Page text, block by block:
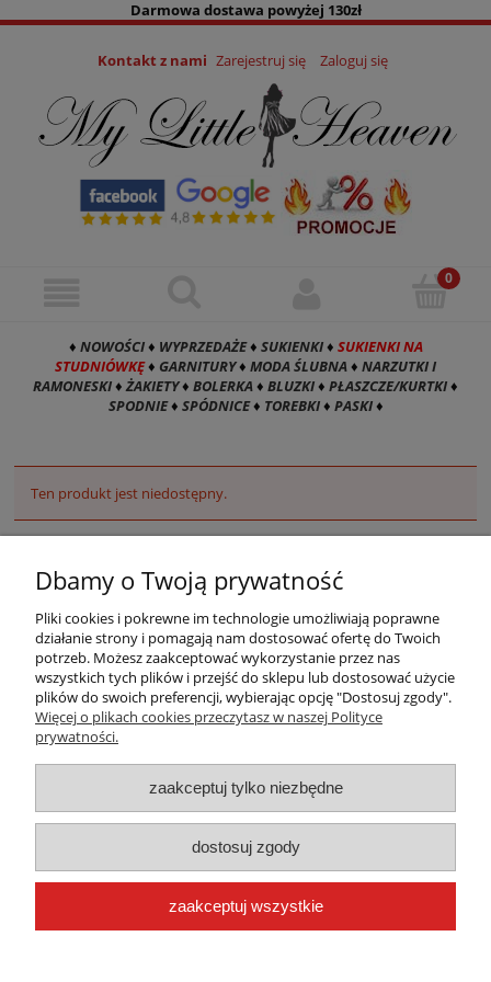
Darmowa dostawa powyżej 130zł
Kontakt z nami Zarejestruj się Zaloguj się
♦ NOWOŚCI♦ WYPRZEDAŻE♦ SUKIENKI♦ SUKIENKI NA
STUDNIÓWKĘ♦ GARNITURY♦ MODA ŚLUBNA♦ NARZUTKI I
RAMONESKI♦ŻAKIETY♦ BOLERKA♦ BLUZKI♦ PŁASZCZE/KURTKI♦
SPODNIE♦ SPÓDNICE♦ TOREBKI♦ PASKI♦
Ten produkt jest niedostępny.
Warunki zakupów
Moje konto
Płatności i dostawa
Informacje
Dbamy o Twoją prywatność
Pliki cookies i pokrewne im technologie umożliwiają poprawne
działanie strony i pomagają nam dostosować ofertę do Twoich
potrzeb. Możesz zaakceptować wykorzystanie przez nas
wszystkich tych plików i przejść do sklepu lub dostosować użycie
plików do swoich preferencji, wybierając opcję "Dostosuj zgody".
Więcej o plikach cookies przeczytasz w naszej Polityce
prywatności.
zaakceptuj tylko niezbędne
dostosuj zgody
zaakceptuj wszystkie